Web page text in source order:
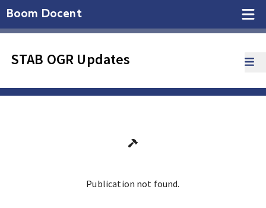
Boom Docent
STAB OGR Updates
Publication not found.